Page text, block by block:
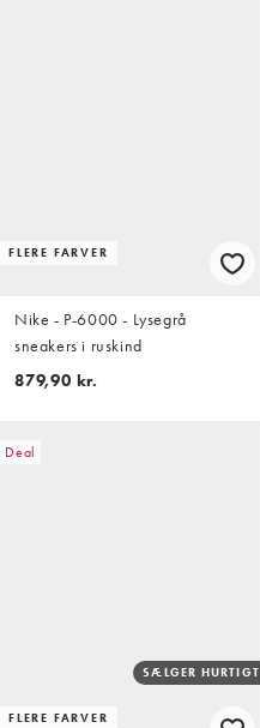
FLERE FARVER
Nike - P-6000 - Lysegrå
sneakers i ruskind
879,90 kr.
Deal
FLERE FARVER
SÆLGER HURTIGT